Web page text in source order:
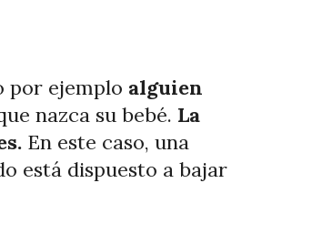
por ejemplo alguien
nazca su bebé. La
En este caso, una
está dispuesto a bajar